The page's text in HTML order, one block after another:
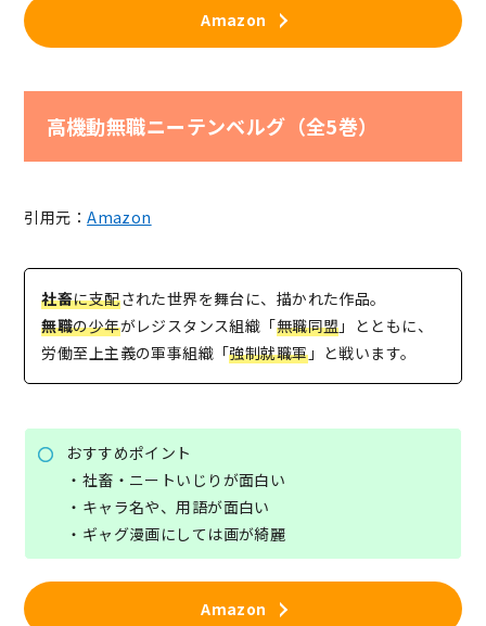
Amazon
高機動無職ニーテンベルグ（全5巻）
引用元：Amazon
社畜に支配された世界を舞台に、描かれた作品。
無職の少年がレジスタンス組織「無職同盟 」とともに、
労働至上主義の軍事組織「強制就職軍」と戦います。
おすすめポイント
・社畜・ニートいじりが面白い
・キャラ名や、用語が面白い
・ギャグ漫画にしては画が綺麗
Amazon